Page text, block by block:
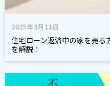
2025年3月11日
住宅ローン返済中の家を売
を解説！